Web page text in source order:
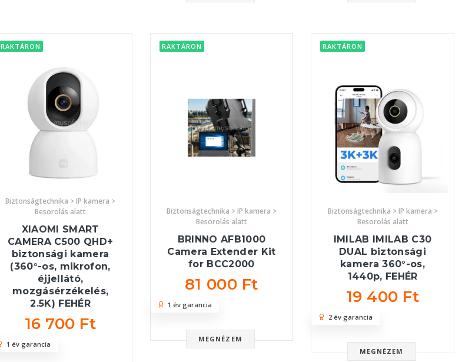
RAKTÁRON
Biztonságtechnika > IP kamera >
Besorolás alatt
XIAOMI SMART
CAMERA C500 QHD+
biztonsági kamera
(360°-os, mikrofon,
éjjellátó,
mozgásérzékelés,
2.5K) FEHÉR
16 700 Ft
1 év garancia
RAKTÁRON
Biztonságtechnika > IP kamera >
Besorolás alatt
BRINNO AFB1000
Camera Extender Kit
for BCC2000
81 000 Ft
MEGNÉZEM
1 év garancia
RAKTÁRON
Biztonságtechnika > IP kamera >
Besorolás alatt
IMILAB IMILAB C30
DUAL biztonsági
kamera 360°-os,
1440p, FEHÉR
19 400 Ft
MEGNÉZEM
2 év garancia